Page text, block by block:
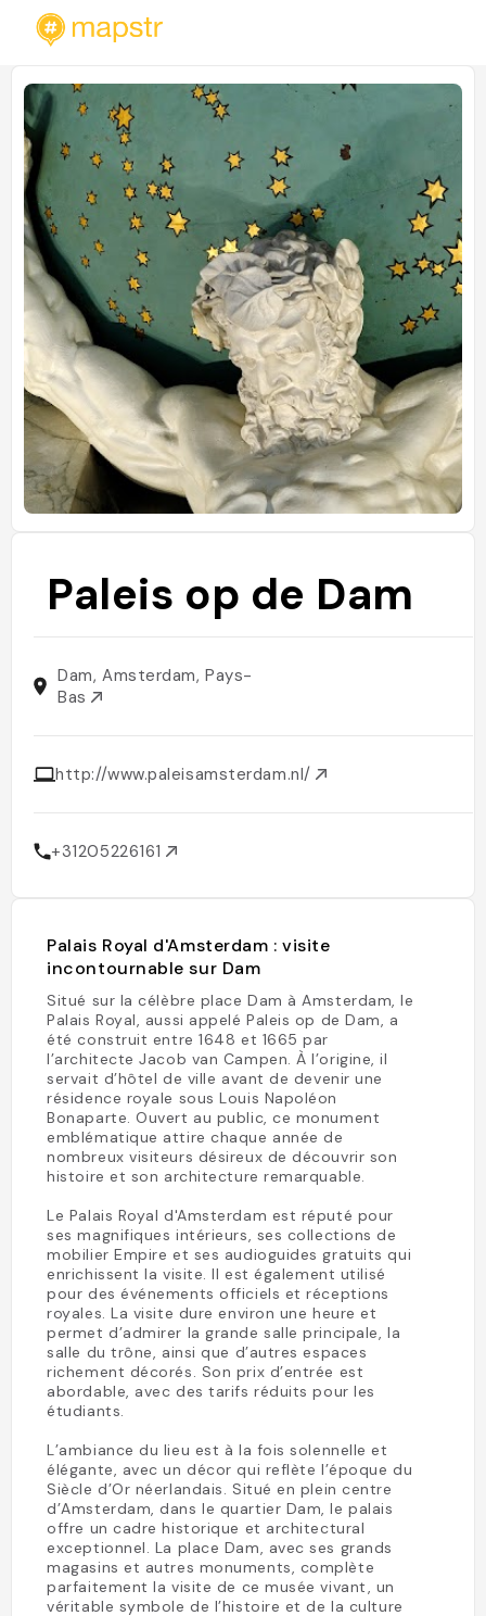
Paleis op de Dam
Dam, Amsterdam, Pays-
Bas
http://www.paleisamsterdam.nl/
+31205226161
Palais Royal d'Amsterdam : visite
incontournable sur Dam
Situé sur la célèbre place Dam à Amsterdam, le
Palais Royal, aussi appelé Paleis op de Dam, a
été construit entre 1648 et 1665 par
l’architecte Jacob van Campen. À l’origine, il
servait d’hôtel de ville avant de devenir une
résidence royale sous Louis Napoléon
Bonaparte. Ouvert au public, ce monument
emblématique attire chaque année de
nombreux visiteurs désireux de découvrir son
histoire et son architecture remarquable.
Le Palais Royal d'Amsterdam est réputé pour
ses magnifiques intérieurs, ses collections de
mobilier Empire et ses audioguides gratuits qui
enrichissent la visite. Il est également utilisé
pour des événements officiels et réceptions
royales. La visite dure environ une heure et
permet d’admirer la grande salle principale, la
salle du trône, ainsi que d’autres espaces
richement décorés. Son prix d’entrée est
abordable, avec des tarifs réduits pour les
étudiants.
L’ambiance du lieu est à la fois solennelle et
élégante, avec un décor qui reflète l’époque du
Siècle d’Or néerlandais. Situé en plein centre
d’Amsterdam, dans le quartier Dam, le palais
offre un cadre historique et architectural
exceptionnel. La place Dam, avec ses grands
magasins et autres monuments, complète
parfaitement la visite de ce musée vivant, un
véritable symbole de l’histoire et de la culture